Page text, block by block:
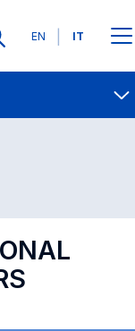
Lingue
EN IT
Contatti
Open